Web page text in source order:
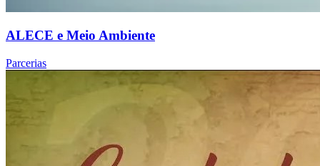
ALECE e Meio Ambiente
Parcerias